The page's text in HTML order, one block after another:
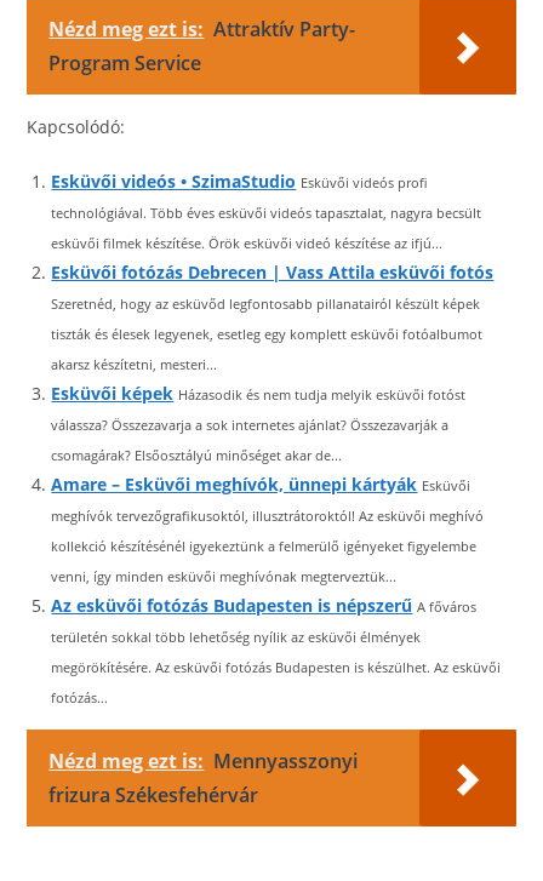
Nézd meg ezt is: Attraktív Party-
Program Service
Kapcsolódó:
Esküvői videós • SzimaStudio Esküvői videós profi
technológiával. Több éves esküvői videós tapasztalat, nagyra becsült
esküvői filmek készítése. Örök esküvői videó készítése az ifjú...
Esküvői fotózás Debrecen | Vass Attila esküvői fotós
Szeretnéd, hogy az esküvőd legfontosabb pillanatairól készült képek
tiszták és élesek legyenek, esetleg egy komplett esküvői fotóalbumot
akarsz készítetni, mesteri...
Esküvői képek Házasodik és nem tudja melyik esküvői fotóst
válassza? Összezavarja a sok internetes ajánlat? Összezavarják a
csomagárak? Elsőosztályú minőséget akar de...
Amare – Esküvői meghívók, ünnepi kártyák Esküvői
meghívók tervezőgrafikusoktól, illusztrátoroktól! Az esküvői meghívó
kollekció készítésénél igyekeztünk a felmerülő igényeket figyelembe
venni, így minden esküvői meghívónak megterveztük...
Az esküvői fotózás Budapesten is népszerű A főváros
területén sokkal több lehetőség nyílik az esküvői élmények
megörökítésére. Az esküvői fotózás Budapesten is készülhet. Az esküvői
fotózás...
Nézd meg ezt is: Mennyasszonyi
frizura Székesfehérvár